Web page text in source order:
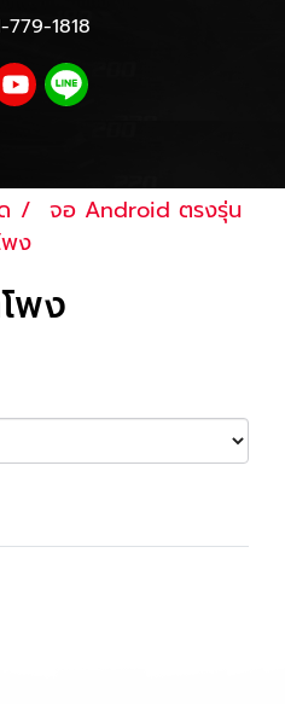
779-1818
จอ Android ตรงรุ่น
พง
พง